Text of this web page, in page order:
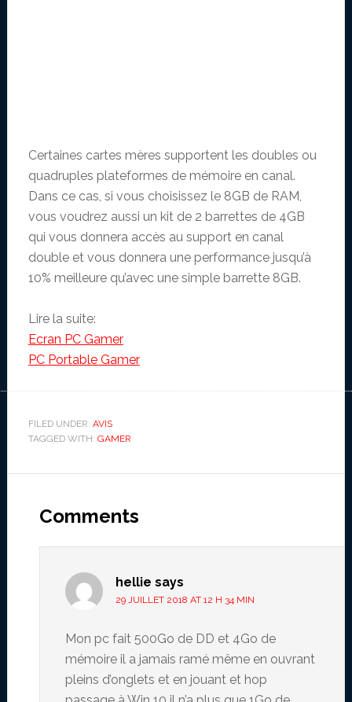
Certaines cartes mères supportent les doubles ou
quadruples plateformes de mémoire en canal.
Dans ce cas, si vous choisissez le 8GB de RAM,
vous voudrez aussi un kit de 2 barrettes de 4GB
qui vous donnera accès au support en canal
double et vous donnera une performance jusqu’à
10% meilleure qu’avec une simple barrette 8GB.
Lire la suite:
Ecran PC Gamer
PC Portable Gamer
FILED UNDER: AVIS
TAGGED WITH: GAMER
Interactions
Comments
hellie says
29 JUILLET 2018 AT 12 H 34 MIN
Mon pc fait 500Go de DD et 4Go de
mémoire il a jamais ramé même en ouvrant
pleins d’onglets et en jouant et hop